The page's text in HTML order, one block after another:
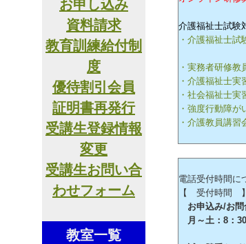
介護福祉士試験
・介護福祉士試
・実務者研修教
・介護福祉士実
・社会福祉士実
・強度行動障が
・介護教員講習
電話受付時間に
【 受付時間 】
お申込み/お
月～土：8：
お申し込み
資料請求
教育訓練給付制
度
優待割引会員
証明書再発行
受講生登録情報
変更
受講生お問い合
わせフォーム
教室一覧